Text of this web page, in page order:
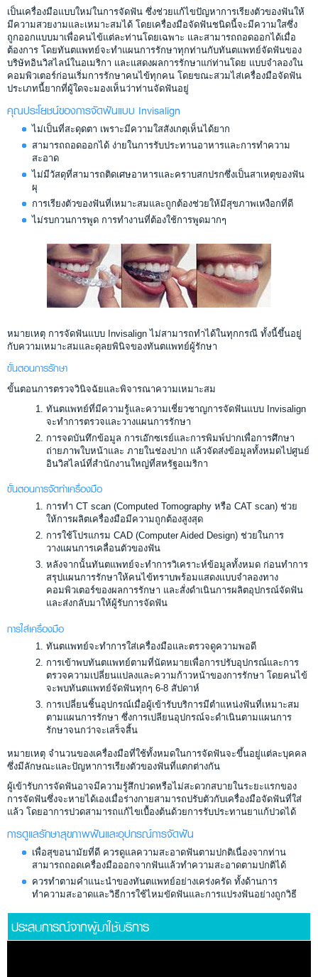
เป็นเครื่องมือแบบใหม่ในการจัดฟัน ซึ่งช่วยแก้ไขปัญหาการเรียงตัวของฟันให้
มีความสวยงามและเหมาะสมได้ โดยเครื่องมือจัดฟันชนิดนี้จะมีความใสซึ่ง
ถูกออกแบบมาเพื่อคนไข้แต่ละท่านโดยเฉพาะ และสามารถถอดออกได้เมื่อ
ต้องการ โดยทันตแพทย์จะทำแผนการรักษาทุกท่านกับทันตแพทย์จัดฟันของ
บริษัทอินวิสไลน์ในอเมริกา และแสดงผลการรักษาแก่ท่านโดย แบบจำลองใน
คอมพิวเตอร์ก่อนเริ่มการรักษาคนไข้ทุกคน โดยขณะสวมไส่เครื่องมือจัดฟัน
ประเภทนี้ยากที่ผู้ใดจะมองเห็นว่าท่านจัดฟันอยู่
คุณประโยชน์ของการจัดฟันแบบ Invisalign
ไม่เป็นที่สะดุดตา เพราะมีความใสสังเกตุเห็นได้ยาก
สามารถถอดออกได้ ง่ายในการรับประทานอาหารและการทำความ
สะอาด
ไม่มีวัสดุที่สามารถติดเศษอาหารและคราบสกปรกซึ่งเป็นสาเหตุของฟัน
ผุ
การเรียงตัวของฟันที่เหมาะสมและถูกต้องช่วยให้มีสุขภาพเหงือกที่ดี
ไม่รบกวนการพูด การทำงานที่ต้องใช้การพูดมากๆ
หมายเหตุ การจัดฟันแบบ Invisalign ไม่สามารถทำได้ในทุกกรณี ทั้งนี้ขึ้นอยู่
กับความเหมาะสมและดุลยพินิจของทันตแพทย์ผู้รักษา
ขั้นตอนการรักษา
ขั้นตอนการตรวจวินิจฉัยและพิจารณาความเหมาะสม
ทันตแพทย์ที่มีความรู้และความเชี่ยวชาญการจัดฟันแบบ Invisalign
จะทำการตรวจและวางแผนการรักษา
การจดบันทึกข้อมูล การเอ๊กซเรย์และการพิมพ์ปากเพื่อการศึกษา
ถ่ายภาพใบหน้าและ ภายในช่องปาก แล้วจัดส่งข้อมูลทั้งหมดไปศูนย์
อินวิสไลน์ที่สำนักงานใหญ่ที่สหรัฐอเมริกา
ขั้นตอนการจัดทำเครื่องมือ
การทำ CT scan (Computed Tomography หรือ CAT scan) ช่วย
ให้การผลิตเครื่องมือมีความถูกต้องสูงสุด
การใช้โปรแกรม CAD (Computer Aided Design) ช่วยในการ
วางแผนการเคลื่อนตัวของฟัน
หลังจากนั้นทันตแพทย์จะทำการวิเคราะห์ข้อมูลทั้งหมด ก่อนทำการ
สรุปแผนการรักษาให้คนไข้ทราบพร้อมแสดงแบบจำลองทาง
คอมพิวเตอร์ของผลการรักษา และสั่งดำเนินการผลิตอุปกรณ์จัดฟัน
และส่งกลับมาให้ผู้รับการจัดฟัน
การใส่เครื่องมือ
ทันตแพทย์จะทำการใส่เครื่องมือและตรวจดูความพอดี
การเข้าพบทันตแพทย์ตามที่นัดหมายเพื่อการปรับอุปกรณ์และการ
ตรวจความเปลี่ยนแปลงและความก้าวหน้าของการรักษา โดยคนไข้
จะพบทันตแพทย์จัดฟันทุกๆ 6-8 สัปดาห์
การเปลี่ยนชิ้นอุปกรณ์เมื่อผู้เข้ารับบริการมีตำแหน่งฟันที่เหมาะสม
ตามแผนการรักษา ซึ่งการเปลียนอุปกรณ์จะดำเนินตามแผนการ
รักษาจนกว่าจะเสร็จสิ้น
หมายเหตุ จำนวนของเครื่องมือที่ใช้ทั้งหมดในการจัดฟันจะขึ้นอยู่แต่ละบุคคล
ซึ่งมีลักษณะและปัญหาการเรียงตัวของฟันที่แตกต่างกัน
ผู้เข้ารับการจัดฟันอาจมีความรู้สึกปวดหรือไม่สะดวกสบายในระยะแรกของ
การจัดฟันซึ่งจะหายได้เองเมื่อร่างกายสามารถปรับตัวกับเครื่องมือจัดฟันที่ใส่
แล้ว โดยอาการปวดสามารถแก้ไขเบื้องต้นด้วยการรับประทานยาแก้ปวดได้
การดูแลรักษาสุขภาพฟันและอุปกรณ์การจัดฟัน
เพื่อสุขอนามัยที่ดี ควรดูแลความสะอาดฟันตามปกติเนื่องจากท่าน
สามารถถอดเครื่องมือออกจากฟันแล้วทำความสะอาดตามปกติได้
ควรทำตามคำแนะนำของทันตแพทย์อย่างเคร่งครัด ทั้งด้านการ
ทำความสะอาดและวิธีการใช้ไหมขัดฟันและการแปรงฟันอย่างถูกวิธี
ประสบการณ์จากผู้มาใช้บริการ